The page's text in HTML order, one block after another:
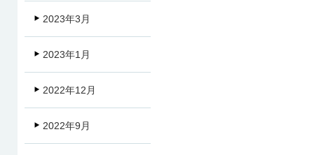
2023年3月
2023年1月
2022年12月
2022年9月